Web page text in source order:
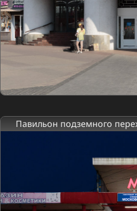
Павильон подземного